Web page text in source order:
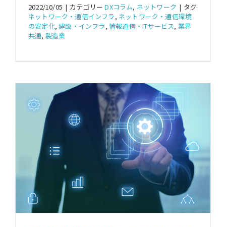
2022/10/05 | カテゴリーDXコラム, ネットワーク | タグ
ネットワーク・通信インフラ, ネットワーク・通信環境
の安定化,建設・インフラ,情報通信・ITサービス, 業界
共通, 製造業